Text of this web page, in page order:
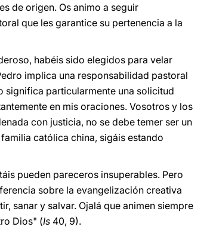
de origen. Os animo a seguir
que les garantice su pertenencia a la
habéis sido elegidos para velar
implica una responsabilidad pastoral
significa particularmente una solicitud
en mis oraciones. Vosotros y los
con justicia, no se debe temer ser un
católica china, sigáis estando
pueden pareceros insuperables. Pero
sobre la evangelización creativa
sanar y salvar. Ojalá que animen siempre
Dios" (Is 40, 9).